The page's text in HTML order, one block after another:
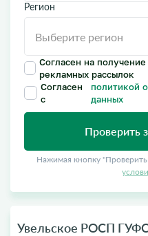
Регион
Согласен на
рекламных рассылок
Согласен
с
политикой
данных
Проверить
Нажимая кнопку
Увельское РОСП